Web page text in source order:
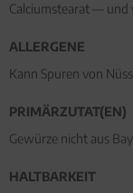
Calciumstearat — und
ALLERGENE
Kann Spuren von
PRIMÄRZUTAT(EN)
Gewürze nicht aus
HALTBARKEIT